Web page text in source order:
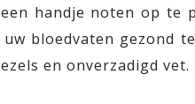
handje noten op te
bloedvaten gezond
en onverzadigd vet.